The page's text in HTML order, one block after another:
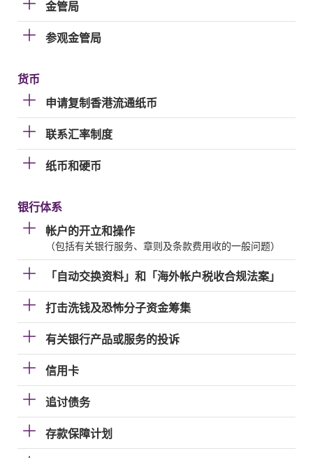
金管局
参观金管局
货币
申请复制香港流通纸币
联系汇率制度
纸币和硬币
银行体系
帐户的开立和操作
（包括有关银行服务、章则及条款费用收的一般问题）
「自动交换资料」和「海外帐户税收合规法案」
打击洗钱及恐怖分子资金筹集
有关银行产品或服务的投诉
信用卡
追讨债务
存款保障计划